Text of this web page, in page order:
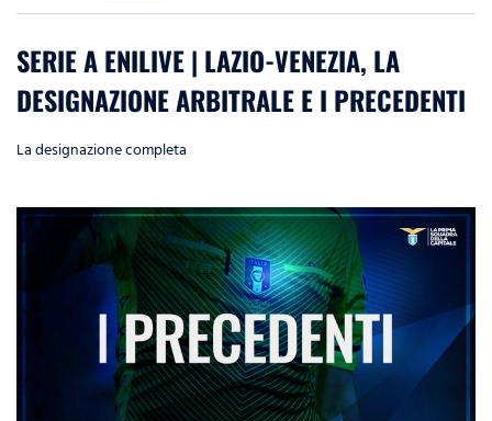
SERIE A ENILIVE | LAZIO-VENEZIA, LA
DESIGNAZIONE ARBITRALE E I PRECEDENTI
La designazione completa